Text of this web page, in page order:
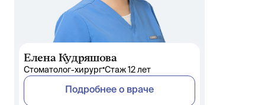
Елена Кудряшова
Стоматолог-хирург•Стаж 12 лет
Подробнее о враче